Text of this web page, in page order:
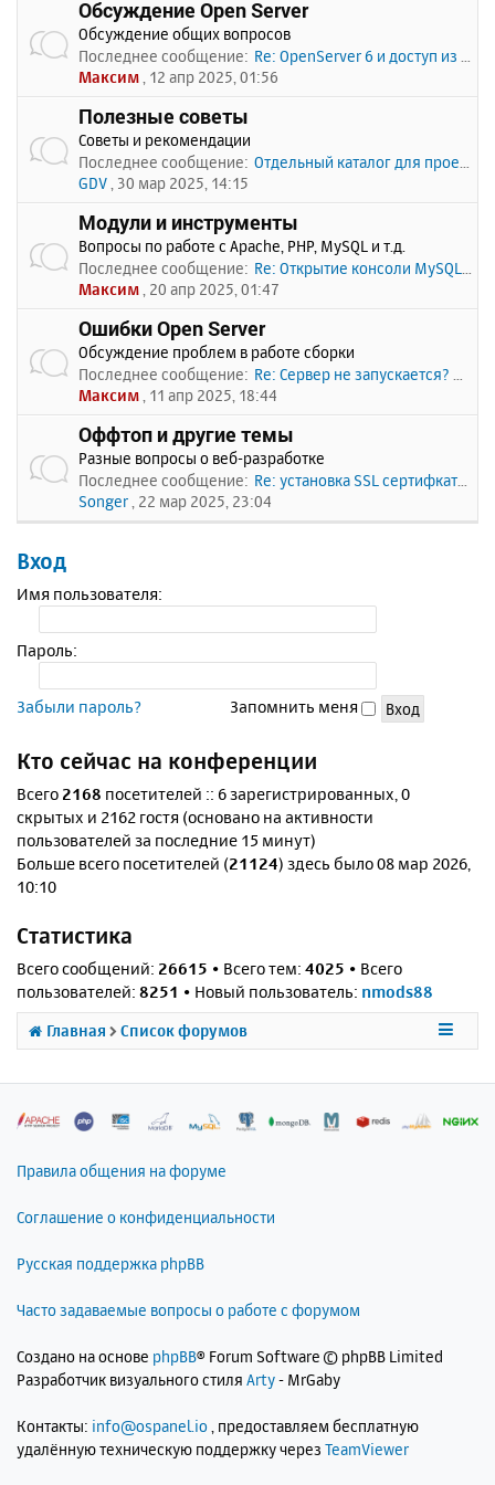
Обсуждение Open Server
Обсуждение общих вопросов
Последнее сообщение: Re: OpenServer 6 и доступ из …
Максим , 12 апр 2025, 01:56
Полезные советы
Советы и рекомендации
Последнее сообщение: Отдельный каталог для проекто…
GDV , 30 мар 2025, 14:15
Модули и инструменты
Вопросы по работе с Apache, PHP, MySQL и т.д.
Последнее сообщение: Re: Открытие консоли MySQL по…
Максим , 20 апр 2025, 01:47
Ошибки Open Server
Обсуждение проблем в работе сборки
Последнее сообщение: Re: Сервер не запускается? Пи…
Максим , 11 апр 2025, 18:44
Оффтоп и другие темы
Разные вопросы о веб-разработке
Последнее сообщение: Re: установка SSL сертифката
Songer , 22 мар 2025, 23:04
Вход
Имя пользователя:
Пароль:
Забыли пароль? Запомнить меня
Кто сейчас на конференции
Всего 2168 посетителей :: 6 зарегистрированных, 0
скрытых и 2162 гостя (основано на активности
пользователей за последние 15 минут)
Больше всего посетителей (21124) здесь было 08 мар 2026,
10:10
Статистика
Всего сообщений: 26615 • Всего тем: 4025 • Всего
пользователей: 8251 • Новый пользователь: nmods88
Главная Список форумов
Правила общения на форуме
Соглашение о конфиденциальности
Русская поддержка phpBB
Часто задаваемые вопросы о работе с форумом
Создано на основе phpBB® Forum Software © phpBB Limited
Разработчик визуального стиля Arty- MrGaby
Контакты: info@ospanel.io , предоставляем бесплатную
удалённую техническую поддержку через TeamViewer